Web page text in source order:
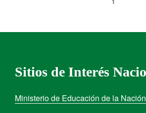
Sitios de Interés
Ministerio de Educación de la Nación